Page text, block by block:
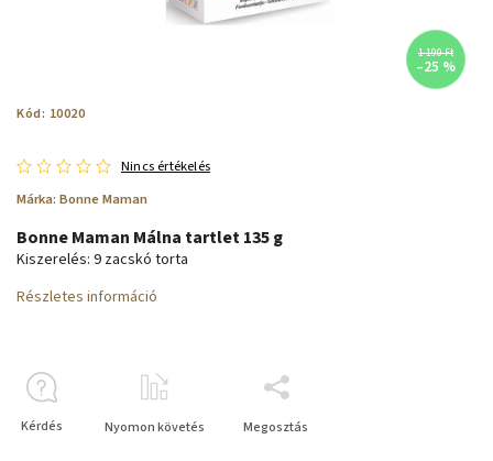
1 190 Ft
–25 %
Kód: 10020
Nincs értékelés
Márka: Bonne Maman
Bonne Maman Málna tartlet 135 g
Kiszerelés: 9 zacskó torta
Részletes információ
Kérdés Nyomon követés Megosztás